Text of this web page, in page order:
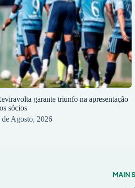
garante triunfo na apresentação
sócios
de Agosto, 2026